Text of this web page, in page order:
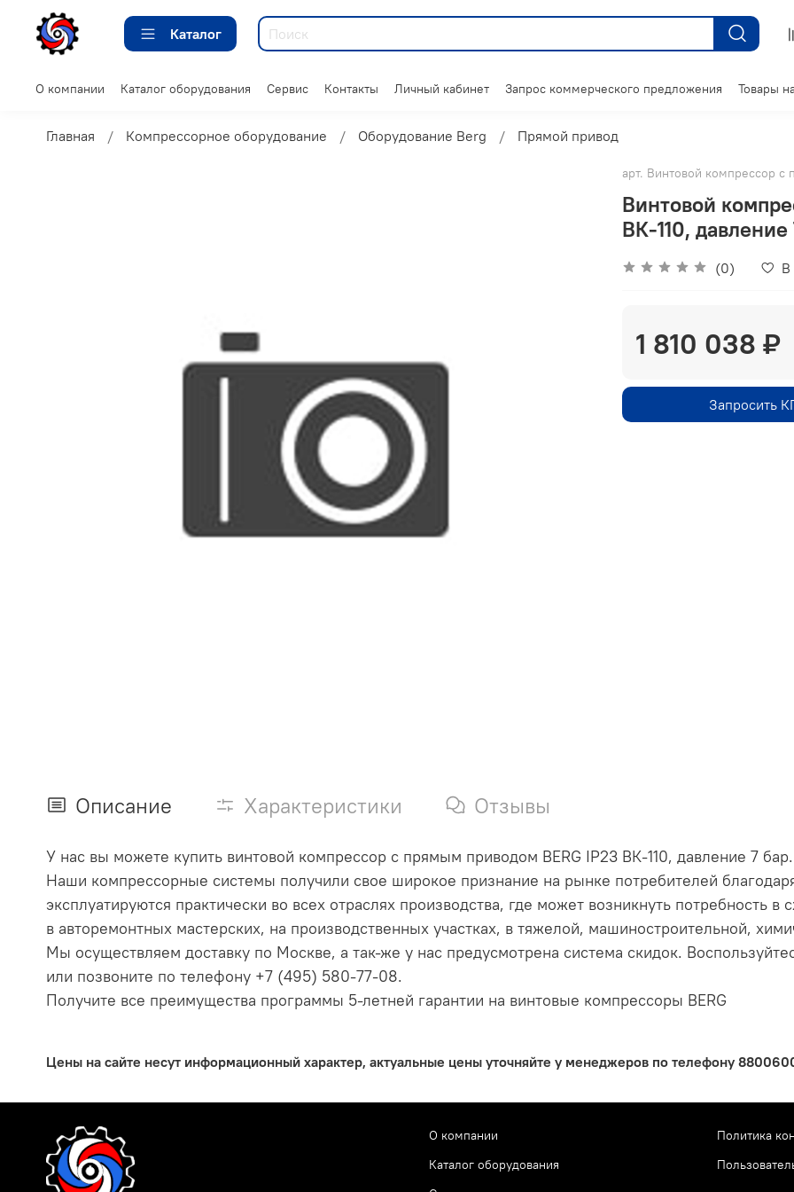
Каталог
О компании Каталог оборудования Сервис Контакты Личный кабинет Запрос коммерческого предложения Товары
Главная Компрессорное оборудование Оборудование Berg Прямой привод
арт. Винтовой компрессор с
Винтовой
ВК-110, давление
(0) В
1 810 038 ₽
Запросить
Описание Характеристики Отзывы
У нас вы можете купить винтовой компрессор с прямым приводом BERG IP23 ВК-110, давление 7 бар.
Наши компрессорные системы получили свое широкое признание на рынке потребителей
эксплуатируются практически во всех отраслях производства, где может возникнуть потребность
в авторемонтных мастерских, на производственных участках, в тяжелой, машиностроительной,
Мы осуществляем доставку по Москве, а так-же у нас предусмотрена система скидок.
или позвоните по телефону +7 (495) 580-77-08.
Получите все преимущества программы 5-летней гарантии на винтовые компрессоры BERG
Цены на сайте несут информационный характер, актуальные цены уточняйте у менеджеров по телефону
О компании
Каталог оборудования
Политика